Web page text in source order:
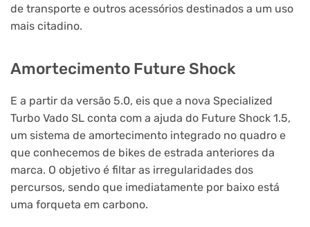
de transporte e outros acessórios destinados a um uso
mais citadino.
Amortecimento Future Shock
E a partir da versão 5.0, eis que a nova Specialized
Turbo Vado SL conta com a ajuda do Future Shock 1.5,
um sistema de amortecimento integrado no quadro e
que conhecemos de bikes de estrada anteriores da
marca. O objetivo é filtar as irregularidades dos
percursos, sendo que imediatamente por baixo está
uma forqueta em carbono.